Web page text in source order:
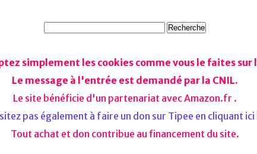
simplement les cookies comme vous le faites
Le message à l'entrée est demandé par la CNIL.
Le site bénéficie d'un partenariat avec Amazon.fr .
pas également à faire un don sur Tipee en cliquant ici
Tout achat et don contribue au financement du site.